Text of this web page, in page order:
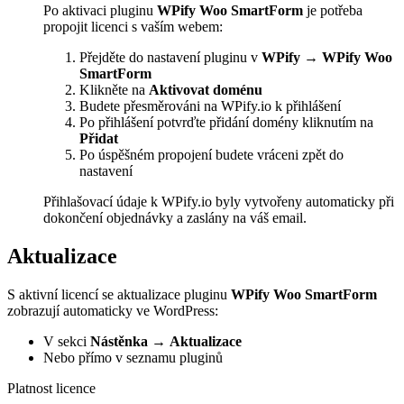
Po aktivaci pluginu WPify Woo SmartForm je potřeba
propojit licenci s vaším webem:
Přejděte do nastavení pluginu v WPify → WPify Woo
SmartForm
Klikněte na Aktivovat doménu
Budete přesměrováni na WPify.io k přihlášení
Po přihlášení potvrďte přidání domény kliknutím na
Přidat
Po úspěšném propojení budete vráceni zpět do
nastavení
Přihlašovací údaje k WPify.io byly vytvořeny automaticky při
dokončení objednávky a zaslány na váš email.
Aktualizace
S aktivní licencí se aktualizace pluginu WPify Woo SmartForm
zobrazují automaticky ve WordPress:
V sekci Nástěnka → Aktualizace
Nebo přímo v seznamu pluginů
Platnost licence